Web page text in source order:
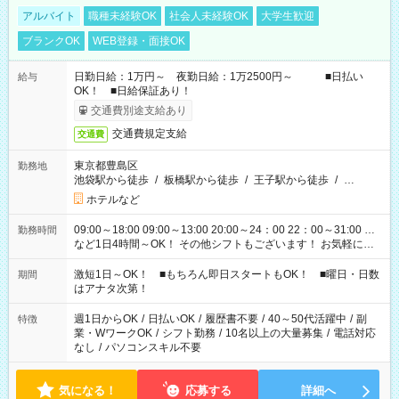
アルバイト 職種未経験OK 社会人未経験OK
大学生歓迎
ブランクOK
WEB登録・面接OK
給与
日勤日給：1万円～ 夜勤日給：1万2500円～ ■日払い
OK！ ■日給保証あり！
交通費別途支給あり
交通費 交通費規定支給
勤務地
東京都豊島区
池袋駅から徒歩 / 板橋駅から徒歩 / 王子駅から徒歩 / …
ホテルなど
勤務時間
09:00～18:00 09:00～13:00 20:00～24：00 22：00～31:00 …
など1日4時間～OK！ その他シフトもございます！ お気軽にご
相談ください！
期間
激短1日～OK！ ■もちろん即日スタートもOK！ ■曜日・日数
はアナタ次第！
特徴 週1日からOK / 日払いOK / 履歴書不要 / 40～50代活躍中 / 副
業・WワークOK / シフト勤務 / 10名以上の大量募集 / 電話対応
なし / パソコンスキル不要
気になる！ 応募する 詳細へ